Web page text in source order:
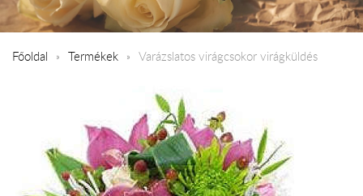
Főoldal Termékek Varázslatos virágcsokor virágküldés